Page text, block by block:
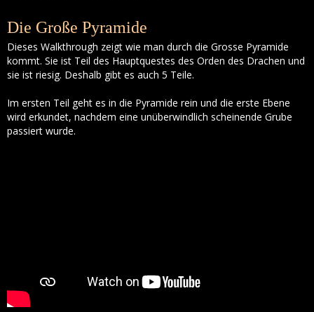
Die Große Pyramide
Dieses Walkthrough zeigt wie man durch die Grosse Pyramide
kommt. Sie ist Teil des Hauptquestes des Orden des Drachen und
sie ist riesig. Deshalb gibt es auch 5 Teile.
Im ersten Teil geht es in die Pyramide rein und die erste Ebene
wird erkundet, nachdem eine unüberwindlich scheinende Grube
passiert wurde.